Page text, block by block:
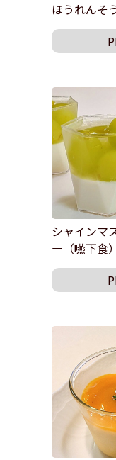
ほうれんそ
シャインマ
ー（嚥下食）